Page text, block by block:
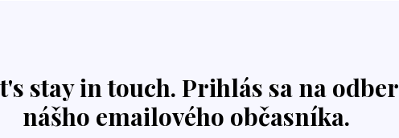
stay in touch. Prihlás sa na odber
nášho emailového občasníka.